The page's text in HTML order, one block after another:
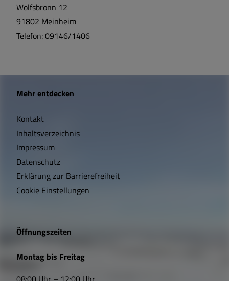
Wolfsbronn 12
91802 Meinheim
Telefon: 09146/1406
W
c
h
t
i
e
L
Mehr entdecken
Kontakt
Inhaltsverzeichnis
Impressum
Datenschutz
Erklärung zur Barrierefreiheit
Cookie Einstellungen
Öffnungszeiten
Montag bis Freitag